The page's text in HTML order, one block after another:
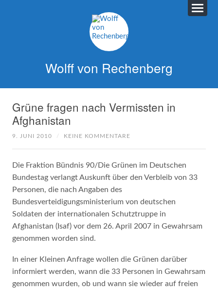
Wolff von Rechenberg
Grüne fragen nach Vermissten in
Afghanistan
9. JUNI 2010 / KEINE KOMMENTARE
Die Fraktion Bündnis 90/Die Grünen im Deutschen
Bundestag verlangt Auskunft über den Verbleib von 33
Personen, die nach Angaben des
Bundesverteidigungsministerium von deutschen
Soldaten der internationalen Schutztruppe in
Afghanistan (Isaf) vor dem 26. April 2007 in Gewahrsam
genommen worden sind.
In einer Kleinen Anfrage wollen die Grünen darüber
informiert werden, wann die 33 Personen in Gewahrsam
genommen wurden, ob und wann sie wieder auf freien